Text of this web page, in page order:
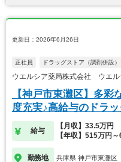
更新日：2026年6月26日
正社員 ドラッグストア（調剤併設）
ウエルシア薬局株式会社 ウエル
【神戸市東灘区】多彩
度充実♪高給与のドラ
給与
【月収】33.5万円
【年収】515万円
勤務地 兵庫県 神戸市東灘区